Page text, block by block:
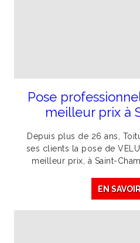
Pose
meilleur prix à
Depuis plus de 26 ans,
ses clients la pose de
meilleur prix, à Saint-
EN